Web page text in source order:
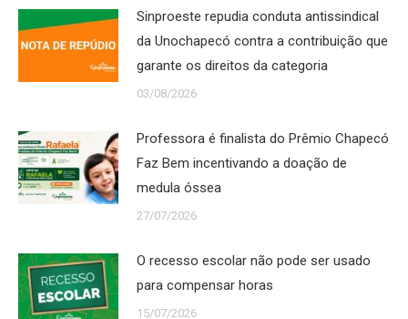
Sinproeste repudia conduta antissindical
da Unochapecó contra a contribuição que
garante os direitos da categoria
03/08/2026
Professora é finalista do Prêmio Chapecó
Faz Bem incentivando a doação de
medula óssea
27/07/2026
O recesso escolar não pode ser usado
para compensar horas
15/07/2026